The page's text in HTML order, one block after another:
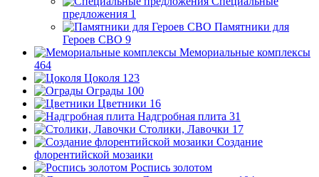
предложения 1
Памятники для
Героев СВО 9
Мемориальные комплексы
464
Цоколя 123
Ограды 100
Цветники 16
Надгробная плита 31
Столики, Лавочки 17
Создание
флорентийской мозаики
Роспись золотом